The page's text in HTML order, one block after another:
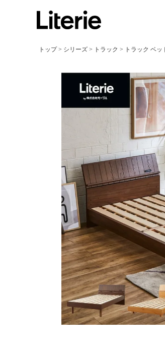
トップ シリーズ トラック トラック ベ